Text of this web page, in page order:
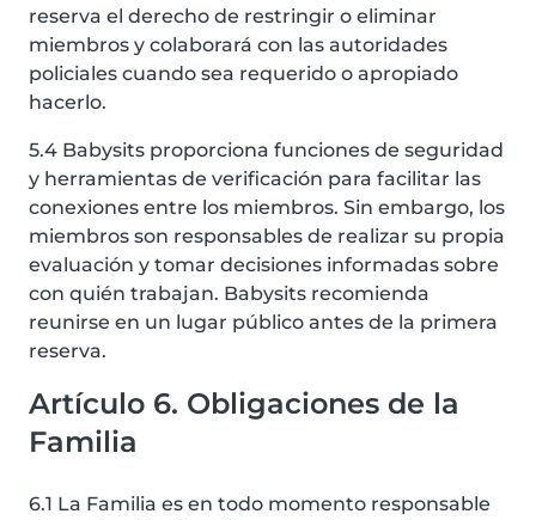
reserva el derecho de restringir o eliminar
miembros y colaborará con las autoridades
policiales cuando sea requerido o apropiado
hacerlo.
5.4 Babysits proporciona funciones de seguridad
y herramientas de verificación para facilitar las
conexiones entre los miembros. Sin embargo, los
miembros son responsables de realizar su propia
evaluación y tomar decisiones informadas sobre
con quién trabajan. Babysits recomienda
reunirse en un lugar público antes de la primera
reserva.
Artículo 6. Obligaciones de la
Familia
6.1 La Familia es en todo momento responsable